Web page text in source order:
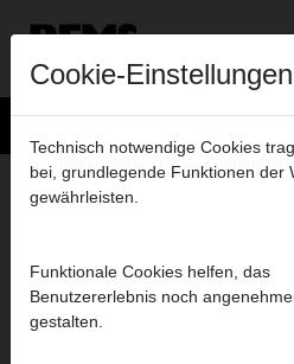
RADIALPRESSEN
YouTube REMS Mini-Press
22V ACC
Cookie-Einstellungen
Technisch notwendige Cookies
bei, grundlegende Funktionen der
gewährleisten.
Funktionale Cookies helfen, das
Benutzererlebnis noch
gestalten.